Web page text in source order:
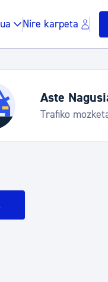
Nire karpeta
Gune publikoa,
Aste
Trafiko